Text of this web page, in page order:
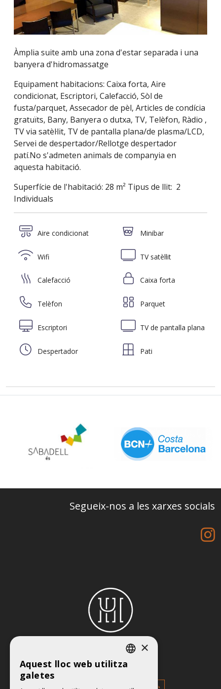
Àmplia suite amb una zona d'estar separada i una
banyera d'hidromassatge
Equipament habitacions: Caixa forta, Aire
condicionat, Escriptori, Calefacció, Sòl de
fusta/parquet, Assecador de pèl, Articles de condícia
gratuïts, Bany, Banyera o dutxa, TV, Telèfon, Ràdio ,
TV via satèl·lit, TV de pantalla plana/de plasma/LCD,
Servei de despertador/Rellotge despertador
patí.No s'admeten animals de companyia en
aquesta habitació.
Superfície de l'habitació: 28 m² Tipus de llit: 2
Individuals
Aire condicionat Minibar
Wifi TV satèl·lit
Calefacció Caixa forta
Telèfon Parquet
Escriptori TV de pantalla plana
Despertador Pati
© 2026 -HOTEL URPÍ
La seva reserva Contacte
Segueix-nos a les xarxes socials
CATALAN
×
Aquest lloc web utilitza
galetes